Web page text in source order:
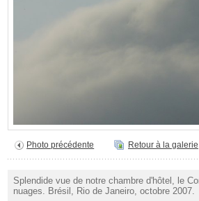
Photo précédente Retour à la galerie
Splendide vue de notre chambre d'hôtel, le
nuages. Brésil, Rio de Janeiro, octobre 2007.